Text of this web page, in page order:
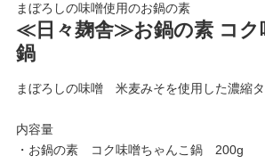
まぼろしの味噌使用のお鍋の素
≪日々麹舎≫お鍋の素 コク
鍋
まぼろしの味噌 米麦みそを使用した濃縮
内容量
・お鍋の素 コク味噌ちゃんこ鍋 200g